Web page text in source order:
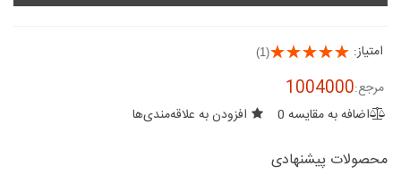
امتیاز: (1)
مرجع:1004000
اضافه به مقایسه 0 افزودن به علاقه‌مندی‌ها
محصولات پیشنهادی